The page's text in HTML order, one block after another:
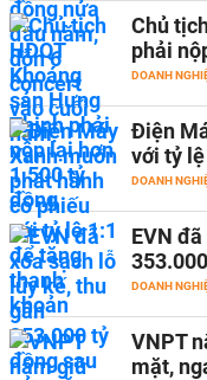
Chủ
phải
DOANH
Điện
với tỷ
DOANH
EVN
DOANH
VNPT
mặt,